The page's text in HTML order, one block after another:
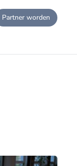
Partner worden